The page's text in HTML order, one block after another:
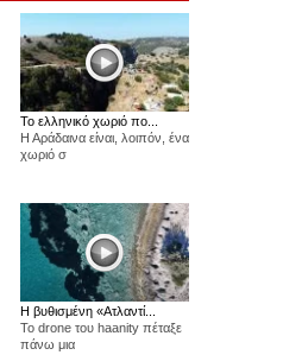
Το ελληνικό χωριό πο...
Η Αράδαινα είναι, λοιπόν, ένα
χωριό σ
Η βυθισμένη «Ατλαντί...
Το drone του haanity πέταξε
πάνω μια